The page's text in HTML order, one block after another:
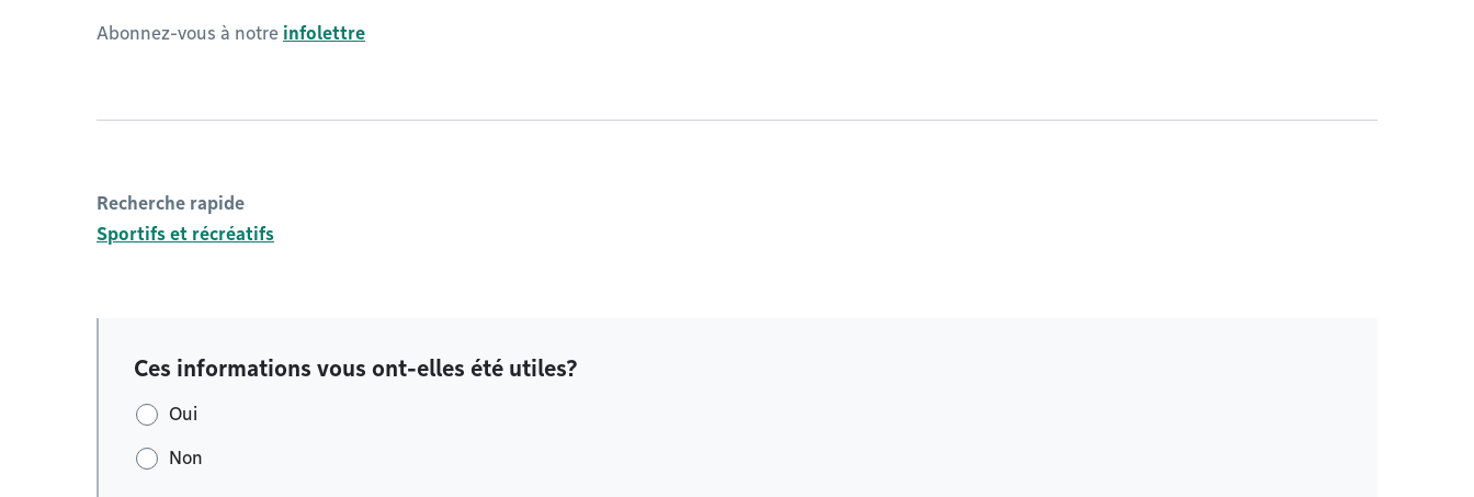
Abonnez-vous à notre infolettre
Recherche rapide
Sportifs et récréatifs
Ces informations vous ont-elles été utiles?
Oui
Non